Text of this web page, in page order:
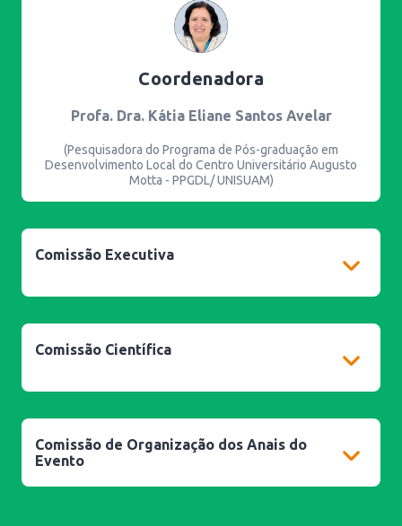
Coordenadora
Profa. Dra. Kátia Eliane Santos Avelar
(Pesquisadora do Programa de Pós-graduação em
Desenvolvimento Local do Centro Universitário Augusto
Motta - PPGDL/ UNISUAM)
Comissão Executiva
Comissão Científica
Comissão de Organização dos Anais do
Evento